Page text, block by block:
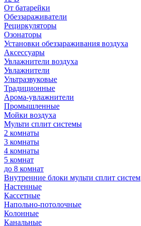
От батарейки
Обеззараживатели
Рециркуляторы
Озонаторы
Установки обеззараживания воздуха
Аксессуары
Увлажнители воздуха
Увлажнители
Ультразвуковые
Традиционные
Арома-увлажнители
Промышленные
Мойки воздуха
Мульти сплит системы
2 комнаты
3 комнаты
4 комнаты
5 комнат
до 8 комнат
Внутренние блоки мульти сплит систем
Настенные
Кассетные
Напольно-потолочные
Колонные
Канальные